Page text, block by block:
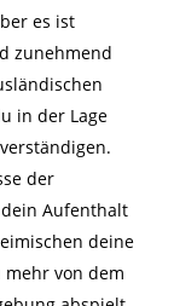
es ist
zunehmend
in der Lage
der
dein Aufenthalt
deine
mehr von dem